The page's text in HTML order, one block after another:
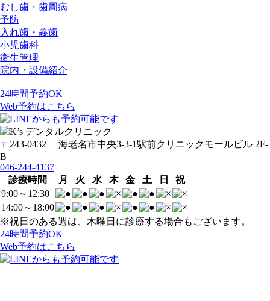
むし歯・歯周病
予防
入れ歯・義歯
小児歯科
衛生管理
院内・設備紹介
24時間予約OK
Web予約はこちら
〒243-0432 海老名市中央3-3-1駅前クリニックモールビル 2F-
B
046-244-4137
診療時間
月 火 水 木 金 土 日
祝
9:00～12:30
14:00～18:00
※祝日のある週は、木曜日に診療する場合もございます。
24時間予約OK
Web予約はこちら